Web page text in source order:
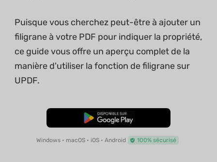
Puisque vous cherchez peut-être à ajouter un
filigrane à votre PDF pour indiquer la propriété,
ce guide vous offre un aperçu complet de la
manière d'utiliser la fonction de filigrane sur
UPDF.
TÉLÉCHARGER
Windows • macOS • iOS • Android 100% sécurisé